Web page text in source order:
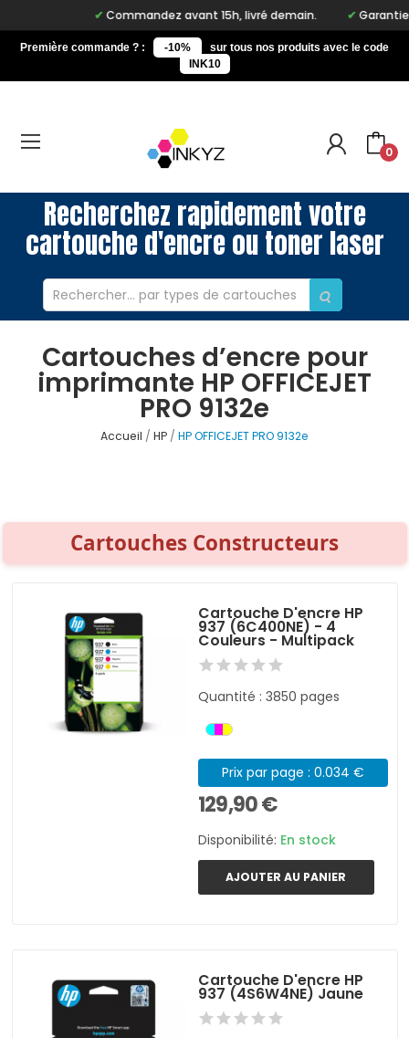
Commandez avant 15h, livré demain. Garantie à
Première commande ? : -10%
sur tous nos produits avec le code
INK10
0
Recherchez rapidement votre
cartouche d'encre ou toner laser
Cartouches d’encre pour
imprimante HP OFFICEJET
PRO 9132e
Accueil HP HP OFFICEJET PRO 9132e
Cartouches Constructeurs
Cartouche D'encre HP
937 (6C400NE) - 4
Couleurs - Multipack
Quantité : 3850 pages
Prix par page : 0.034 €
129,90 €
Disponibilité: En stock
AJOUTER AU PANIER
Cartouche D'encre HP
937 (4S6W4NE) Jaune